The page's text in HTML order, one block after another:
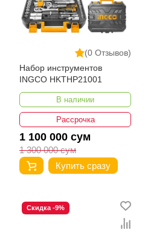
(0 Отзывов)
Набор инструментов
INGCO HKTHP21001
В наличии
Рассрочка
1 100 000 сум
1 300 000 сум
Купить сразу
Скидка -9%